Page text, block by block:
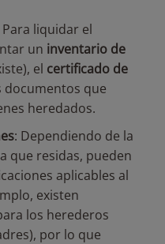
Para liquidar el
un inventario de
el certificado de
documentos que
heredados.
: Dependiendo de la
que residas, pueden
aplicables al
existen
los herederos
por lo que